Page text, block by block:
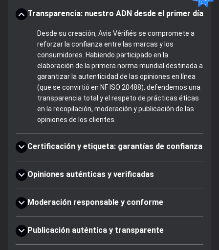
Transparencia: nuestro ADN desde el primer día
Desde su creación, Avis Vérifiés se compromete a
reforzar la confianza entre las marcas y los
consumidores. Habiendo participado en la
elaboración de la primera norma mundial destinada a
garantizar la autenticidad de las opiniones en línea
(que se convirtió en NF ISO 20488), defendemos una
transparencia total y el respeto de prácticas éticas
en la recopilación, moderación y publicación de las
opiniones de los clientes.
Certificación y etiqueta: garantías de confianza
Opiniones auténticas y verificadas
Moderación responsable y conforme
Publicación auténtica y transparente